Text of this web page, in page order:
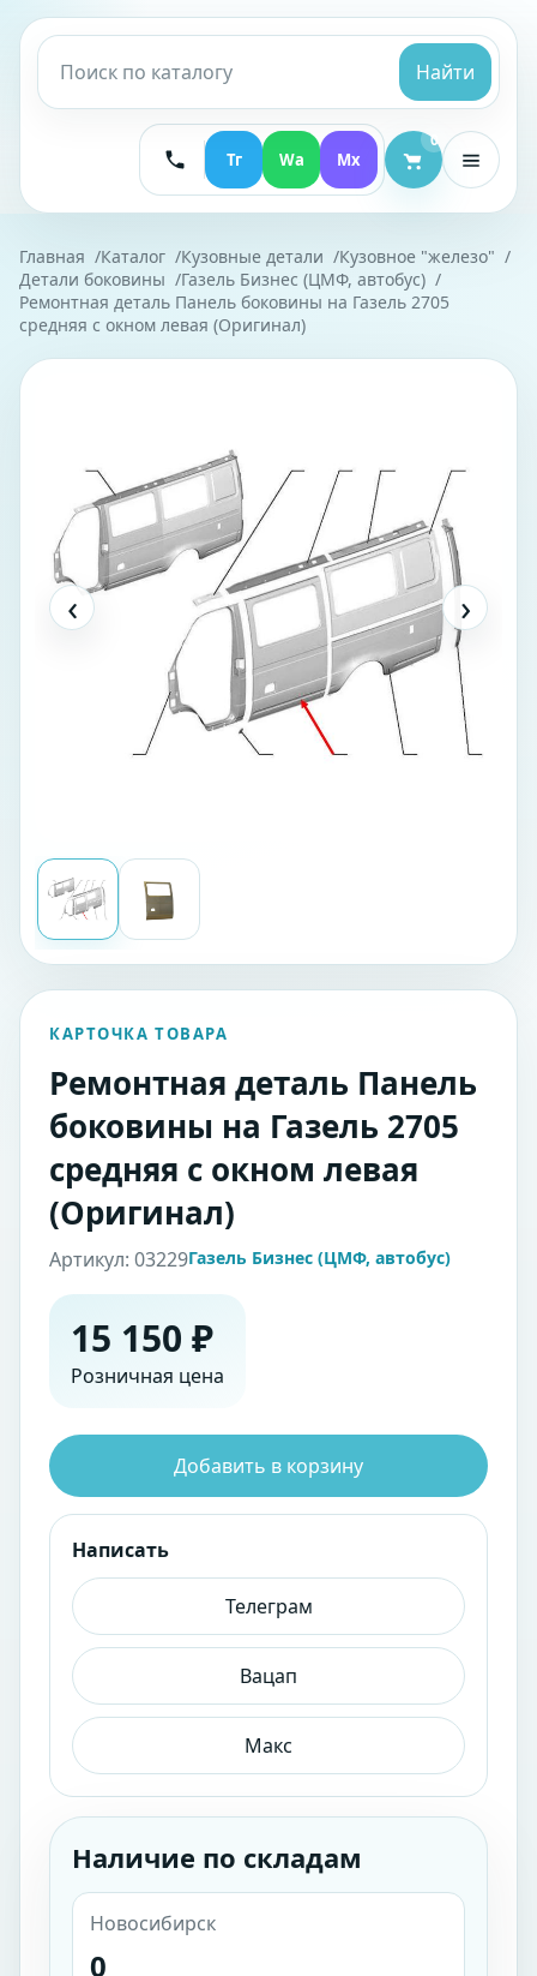
Найти
Тг Wa Mx
0
Главная Каталог Кузовные детали
Кузовное "железо"
Детали боковины
Газель Бизнес (ЦМФ, автобус)
Ремонтная деталь Панель боковины на Газель 2705
средняя с окном левая (Оригинал)
‹ ›
КАРТОЧКА ТОВАРА
Ремонтная деталь Панель
боковины на Газель 2705
средняя с окном левая
(Оригинал)
Артикул: 03229Газель Бизнес (ЦМФ, автобус)
15 150 ₽
Розничная цена
Добавить в корзину
Написать
Телеграм
Вацап
Макс
Наличие по складам
Новосибирск
0